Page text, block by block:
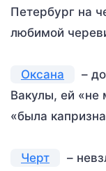
Петербург на
любимой
Оксана
–
Вакулы, ей «не
«была
Черт
–